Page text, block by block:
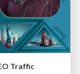
Traffic